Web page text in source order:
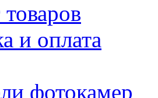
и оплата
фотокамер